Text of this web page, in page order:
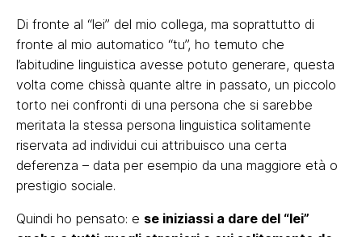
Di fronte al “lei” del mio collega, ma soprattutto di
fronte al mio automatico “tu”, ho temuto che
l’abitudine linguistica avesse potuto generare, questa
volta come chissà quante altre in passato, un piccolo
torto nei confronti di una persona che si sarebbe
meritata la stessa persona linguistica solitamente
riservata ad individui cui attribuisco una certa
deferenza – data per esempio da una maggiore età o
prestigio sociale.
Quindi ho pensato: e se iniziassi a dare del “lei”